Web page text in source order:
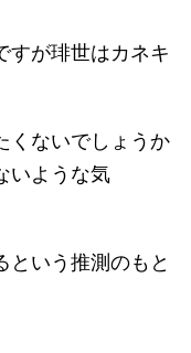
すが琲世はカネキ
くないでしょうか
いような気
という推測のもと